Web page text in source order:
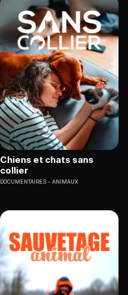
Chiens et chats sans
collier
DOCUMENTAIRES ANIMAUX